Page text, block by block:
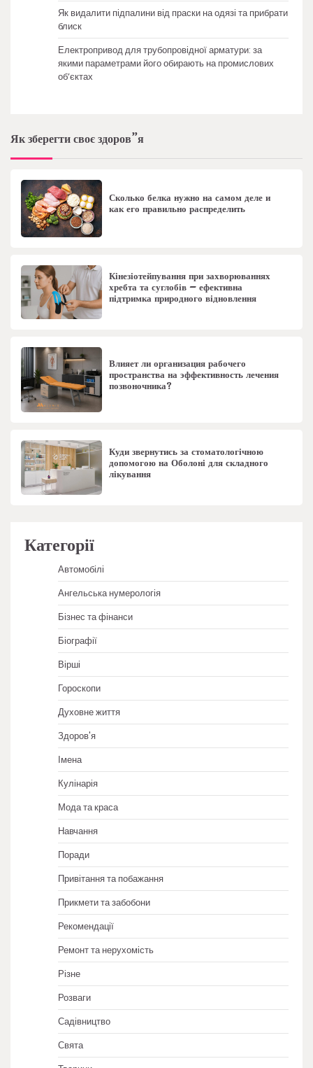
Як видалити підпалини від праски на одязі та прибрати
блиск
Електропривод для трубопровідної арматури: за
якими параметрами його обирають на промислових
об’єктах
Як зберегти своє здоров”я
Сколько белка нужно на самом деле и
как его правильно распределить
Кінезіотейпування при захворюваннях
хребта та суглобів – ефективна
підтримка природного відновлення
Влияет ли организация рабочего
пространства на эффективность лечения
позвоночника?
Куди звернутись за стоматологічною
допомогою на Оболоні для складного
лікування
Категорії
Автомобілі
Ангельська нумерологія
Бізнес та фінанси
Біографії
Вірші
Гороскопи
Духовне життя
Здоров'я
Імена
Кулінарія
Мода та краса
Навчання
Поради
Привітання та побажання
Прикмети та забобони
Рекомендації
Ремонт та нерухомість
Різне
Розваги
Садівництво
Свята